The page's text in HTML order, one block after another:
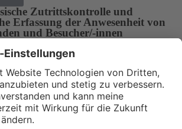
Zutrittskontrolle und
Erfassung der Anwesenheit von
und Besucher/-innen
-kreuze, -tore
Sie eine große Auswahl an Personensperren
Außenbereich. Dank einer großen
Ausstattungen und Sicherheitsstufen
an individuelle Anforderungen